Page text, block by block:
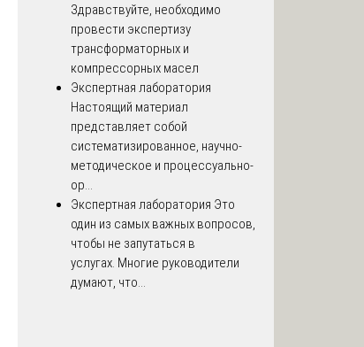
Здравствуйте, необходимо
провести экспертизу
трансформаторных и
компрессорных масел
Экспертная лаборатория
Настоящий материал
представляет собой
систематизированное, научно-
методическое и процессуально-
ор...
Экспертная лаборатория Это
один из самых важных вопросов,
чтобы не запутаться в
услугах. Многие руководители
думают, что...